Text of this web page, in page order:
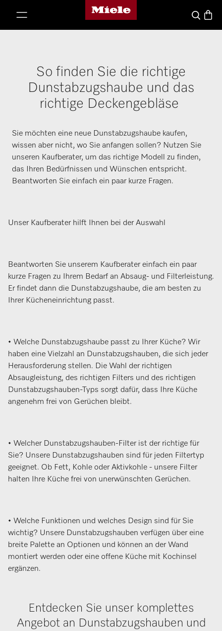
Miele's homepage
Suche
So finden Sie die richtige
Dunstabzugshaube und das
richtige Deckengebläse
Sie möchten eine neue Dunstabzugshaube kaufen,
wissen aber nicht, wo Sie anfangen sollen? Nutzen Sie
unseren Kaufberater, um das richtige Modell zu finden,
das Ihren Bedürfnissen und Wünschen entspricht.
Beantworten Sie einfach ein paar kurze Fragen.
Unser Kaufberater hilft Ihnen bei der Auswahl
Beantworten Sie unserem Kaufberater einfach ein paar
kurze Fragen zu Ihrem Bedarf an Absaug- und Filterleistung.
Er findet dann die Dunstabzugshaube, die am besten zu
Ihrer Kücheneinrichtung passt.
• Welche Dunstabzugshaube passt zu Ihrer Küche? Wir
haben eine Vielzahl an Dunstabzugshauben, die sich jeder
Herausforderung stellen. Die Wahl der richtigen
Absaugleistung, des richtigen Filters und des richtigen
Dunstabzugshauben-Typs sorgt dafür, dass Ihre Küche
angenehm frei von Gerüchen bleibt.
• Welcher Dunstabzugshauben-Filter ist der richtige für
Sie? Unsere Dunstabzugshauben sind für jeden Filtertyp
geeignet. Ob Fett, Kohle oder Aktivkohle - unsere Filter
halten Ihre Küche frei von unerwünschten Gerüchen.
• Welche Funktionen und welches Design sind für Sie
wichtig? Unsere Dunstabzugshauben verfügen über eine
breite Palette an Optionen und können an der Wand
montiert werden oder eine offene Küche mit Kochinsel
ergänzen.
Entdecken Sie unser komplettes
Angebot an Dunstabzugshauben und